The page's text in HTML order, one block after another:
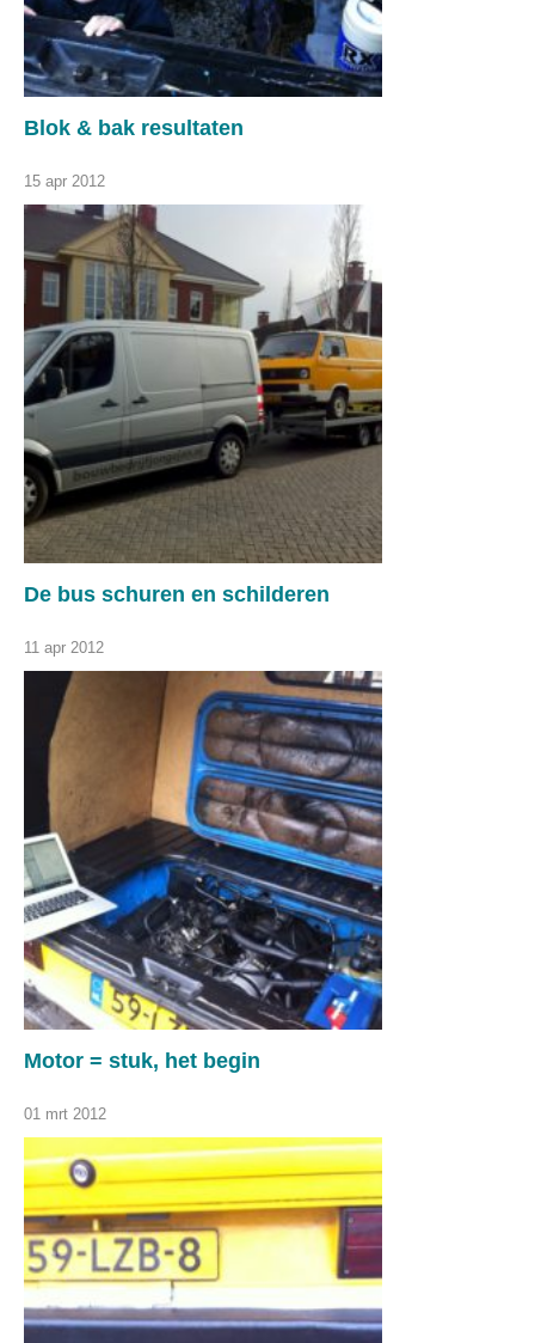
Blok & bak resultaten
15 apr 2012
De bus schuren en schilderen
11 apr 2012
Motor = stuk, het begin
01 mrt 2012